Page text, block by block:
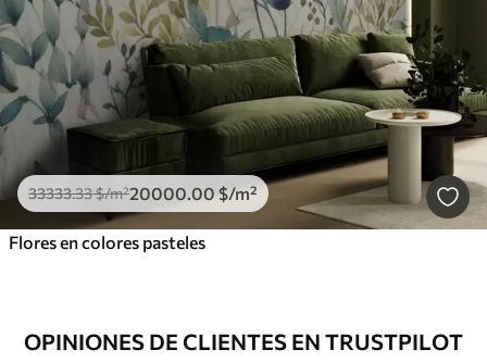
33333.33$/m²20000.00 $/m²
Flores en colores pasteles
OPINIONES DE CLIENTES EN TRUSTPILOT